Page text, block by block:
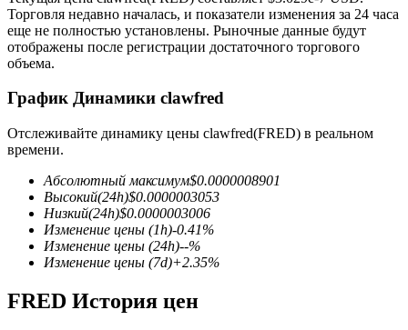
Фьючерсы на COIN-M
Криптовалютные фьючерсы
TradFi
сырьевые товары
Торговля недавно началась, и показатели изменения за 24 часа
еще не полностью установлены. Рыночные данные будут
отображены после регистрации достаточного торгового
объема.
График Динамики clawfred
Отслеживайте динамику цены clawfred(FRED) в реальном
времени.
Абсолютный максимум$0.0000008901
Высокий(24h)$0.0000003053
Низкий(24h)$0.0000003006
Изменение цены (1h)-0.41%
Изменение цены (24h)--%
Изменение цены (7d)+2.35%
FRED История цен